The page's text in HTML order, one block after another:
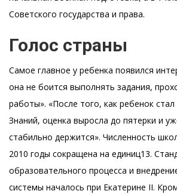
Советского государства и права.
Голос страны
Самое главное у ребенка появился
она не боится выполнять задания,
работы». «После того, как ребенок
Знаний, оценка выросла до пятерки и
стабильно держится». Численность
2010 годы сокращена на единиц13.
образовательного процесса и
системы началось при Екатерине II.